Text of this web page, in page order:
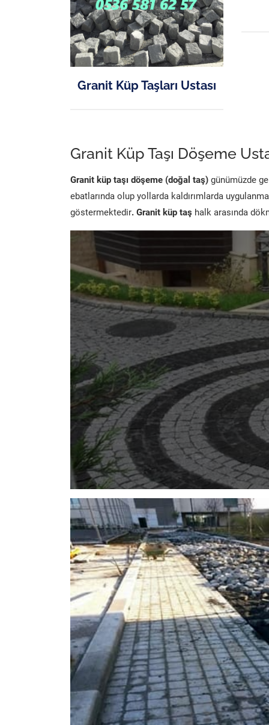
Granit Küp Taşları Ustası
Granit Küp Taşı Döşeme
Granit küp taşı döşeme (doğal taş) günümüzde
ebatlarında olup yollarda kaldırımlarda
göstermektedir. Granit küp taş halk arasında